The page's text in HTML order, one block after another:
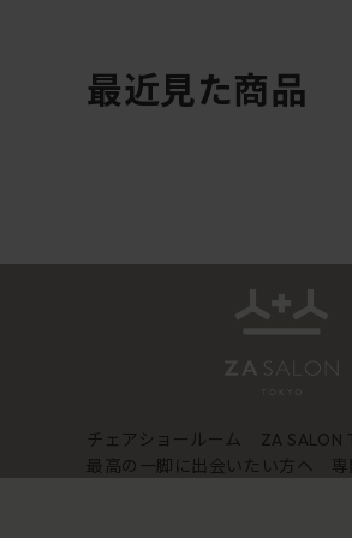
最近見た商品
チェアショールーム ZA SALON
最高の一脚に出会いたい方へ 専